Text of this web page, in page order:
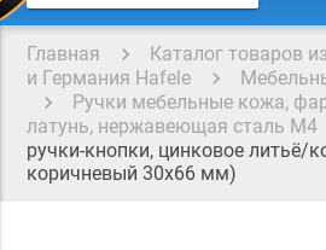
Главная
Каталог товаров
и Германия Hafele
Ручки мебельные кожа,
латунь, нержавеющая сталь М4
ручки-кнопки, цинковое литьё/
коричневый 30х66 мм)